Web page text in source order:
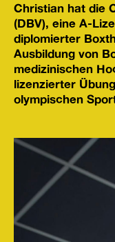
Christian hat die
(DBV), eine A-
diplomierter
Ausbildung von
medizinischen
lizenzierter
olympischen